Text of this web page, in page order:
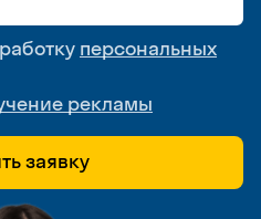
персональных
рекламы
заявку